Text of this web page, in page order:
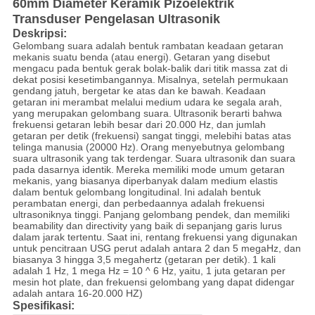
60mm Diameter Keramik Pizoelektrik
Transduser Pengelasan Ultrasonik
Deskripsi:
Gelombang suara adalah bentuk rambatan keadaan getaran
mekanis suatu benda (atau energi). Getaran yang disebut
mengacu pada bentuk gerak bolak-balik dari titik massa zat di
dekat posisi kesetimbangannya. Misalnya, setelah permukaan
gendang jatuh, bergetar ke atas dan ke bawah. Keadaan
getaran ini merambat melalui medium udara ke segala arah,
yang merupakan gelombang suara. Ultrasonik berarti bahwa
frekuensi getaran lebih besar dari 20.000 Hz, dan jumlah
getaran per detik (frekuensi) sangat tinggi, melebihi batas atas
telinga manusia (20000 Hz). Orang menyebutnya gelombang
suara ultrasonik yang tak terdengar. Suara ultrasonik dan suara
pada dasarnya identik. Mereka memiliki mode umum getaran
mekanis, yang biasanya diperbanyak dalam medium elastis
dalam bentuk gelombang longitudinal. Ini adalah bentuk
perambatan energi, dan perbedaannya adalah frekuensi
ultrasoniknya tinggi. Panjang gelombang pendek, dan memiliki
beamability dan directivity yang baik di sepanjang garis lurus
dalam jarak tertentu. Saat ini, rentang frekuensi yang digunakan
untuk pencitraan USG perut adalah antara 2 dan 5 megaHz, dan
biasanya 3 hingga 3,5 megahertz (getaran per detik). 1 kali
adalah 1 Hz, 1 mega Hz = 10 ^ 6 Hz, yaitu, 1 juta getaran per
mesin hot plate, dan frekuensi gelombang yang dapat didengar
adalah antara 16-20.000 HZ)
Spesifikasi: